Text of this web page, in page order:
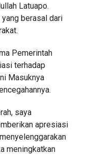
Latuapo.
berasal dari
Pemerintah
terhadap
Masuknya
saya
apresiasi
meningkatkan